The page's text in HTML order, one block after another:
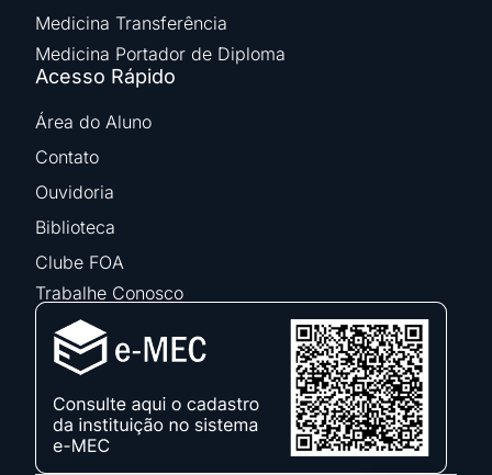
Medicina Transferência
Medicina Portador de Diploma
Acesso Rápido
Área do Aluno
Contato
Ouvidoria
Biblioteca
Clube FOA
Trabalhe Conosco